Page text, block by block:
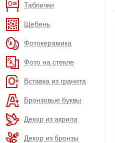
Таблички
Щебень
Фотокерамика
Фото на стекле
Вставка из гранита
Бронзовые буквы
Декор из акрила
Декор из бронзы